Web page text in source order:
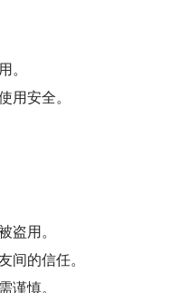
。
用安全。
盗用。
间的信任。
谨慎。